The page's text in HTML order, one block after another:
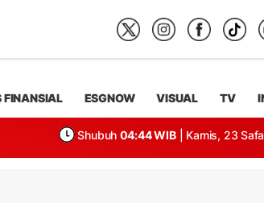
FINANSIAL ESGNOW VISUAL TV
Shubuh 04:44 WIB | Kamis, 23